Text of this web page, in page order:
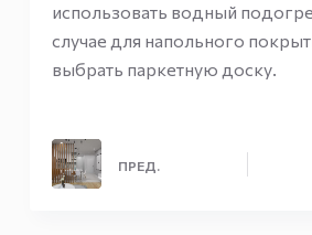
использовать водный
случае для напольного
выбрать паркетную доску.
ПРЕД.